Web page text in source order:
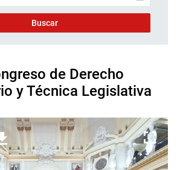
de Derecho
y Técnica Legislativa